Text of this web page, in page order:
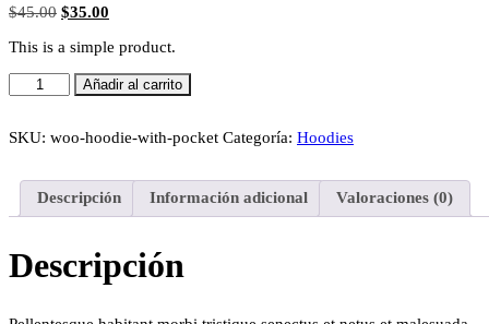
$45.00 El
original
$45.00.
$35.00
actual
$35.00.
This is a simple product.
Hoodie
with
cantidad
Añadir al carrito
SKU: woo-hoodie-with-pocket Categoría: Hoodies
Descripción Información adicional Valoraciones (0)
Descripción